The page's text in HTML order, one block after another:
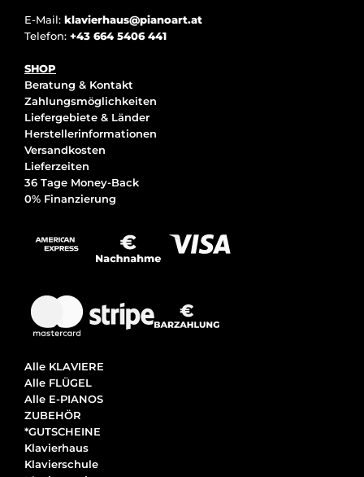
E-Mail: klavierhaus@pianoart.at
Telefon: +43 664 5406 441
SHOP
Beratung & Kontakt
Zahlungsmöglichkeiten
Liefergebiete & Länder
Herstellerinformationen
Versandkosten
Lieferzeiten
36 Tage Money-Back
0% Finanzierung
Alle KLAVIERE
Alle FLÜGEL
Alle E-PIANOS
ZUBEHÖR
*GUTSCHEINE
Klavierhaus
Klavierschule